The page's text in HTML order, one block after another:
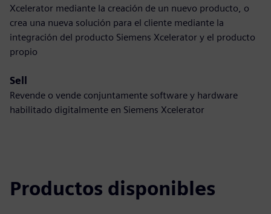
Xcelerator mediante la creación de un nuevo producto, o
crea una nueva solución para el cliente mediante la
integración del producto Siemens Xcelerator y el producto
propio
Sell
Revende o vende conjuntamente software y hardware
habilitado digitalmente en Siemens Xcelerator
Productos disponibles